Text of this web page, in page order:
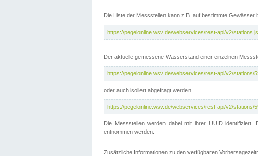
Die Liste der Messstellen kann z.B. auf bestimmte Gewässer
https://pegelonline.wsv.de/webservices/rest-api/v2/
Der aktuelle gemessene Wasserstand einer einzelnen
https://pegelonline.wsv.de/webservices/rest-api/v2/stations/
oder auch isoliert abgefragt werden.
https://pegelonline.wsv.de/webservices/rest-api/v2/stations/
Die Messstellen werden dabei mit ihrer UUID identifiziert.
entnommen werden.
Zusätzliche Informationen zu den verfügbaren